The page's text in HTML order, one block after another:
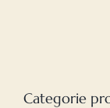
Categorie